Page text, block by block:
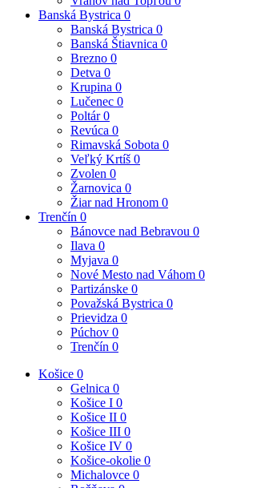
Banská Bystrica 0
Banská Bystrica 0
Banská Štiavnica 0
Brezno 0
Detva 0
Krupina 0
Lučenec 0
Poltár0
Revúca 0
Rimavská Sobota 0
Veľký Krtíš 0
Zvolen 0
Žarnovica 0
Žiar nad Hronom 0
Trenčín 0
Bánovce nad Bebravou 0
Ilava 0
Myjava 0
Nové Mesto nad Váhom 0
Partizánske 0
Považská Bystrica 0
Prievidza 0
Púchov 0
Trenčín 0
Košice 0
Gelnica 0
Košice I 0
Košice II 0
Košice III 0
Košice IV 0
Košice-okolie 0
Michalovce 0